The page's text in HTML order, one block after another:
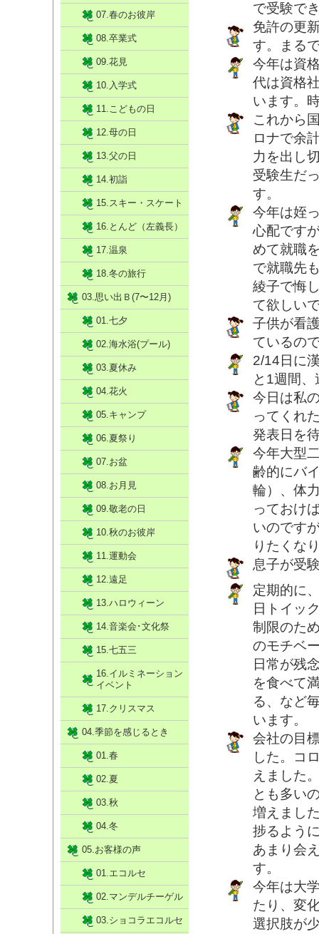
で受験で
免許の更
す。まる
今年は資
代は資格
います。
これから
ロナで余
力を出し
受験生だ
す。
今年は姪
心配です
めて就職
で就職先
綾子で悔
て欲しい
子供が看
ているの
2/14日に
と1週間
今日は私
ってくれ
発表日を
今年大型
齢的にバ
輪）、体
っておけ
いのです
りたくな
息子が受
定期的に
日トイッ
制限のた
のモチベ
日常が残
を食べて
る、など
います。
会社の目
した。コ
えました
とも多い
増えまし
捗るよう
あまり会
す。
今年は大
たり、変
選択肢が
07.春のお彼岸
08.卒業式
09.花見
10.入学式
11.こどもの日
12.母の日
13.父の日
14.初詣
15.スキー・スケート
16.とんど（左義長）
17.温泉
18.冬の旅行
03.思い出Ｂ(7〜12月)
01.七夕
02.海水浴(プール)
03.夏休み
04.花火
05.キャンプ
06.夏祭り
07.お盆
08.お月見
09.敬老の日
10.秋のお彼岸
11.運動会
12.遠足
13.ハロウィーン
14.音楽会･文化祭
15.七五三
16.イルミネーション
イベント
17.クリスマス
04.季節を感じるとき
01.春
02.夏
03.秋
04.冬
05.お客様の声
01.エコルセ
02.マンデルチーゲル
03.ショコラエコルセ